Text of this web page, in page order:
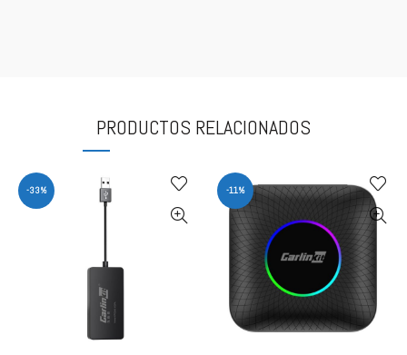
PRODUCTOS RELACIONADOS
-33% -11%